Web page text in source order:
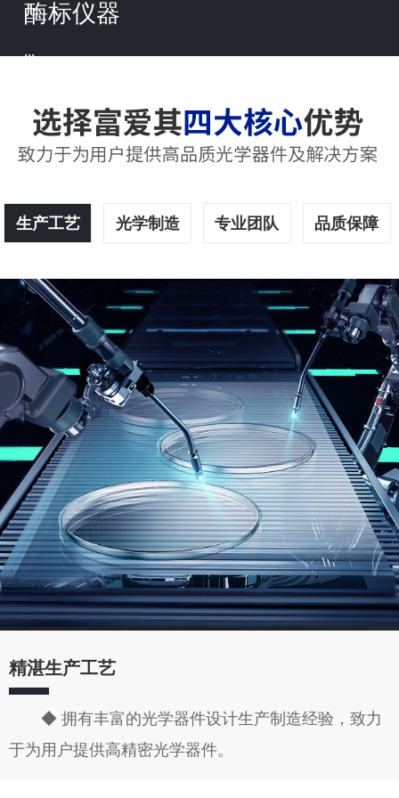
酶标仪器
...
生产工艺 光学制造 专业团队 品质保障
精湛生产工艺
◆ 拥有丰富的光学器件设计生产制造经验，致力
于为用户提供高精密光学器件。